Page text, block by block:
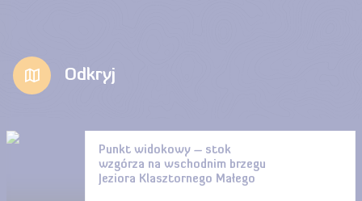
Odkryj
Punkt widokowy – stok
wzgórza na wschodnim brzegu
Jeziora Klasztornego Małego